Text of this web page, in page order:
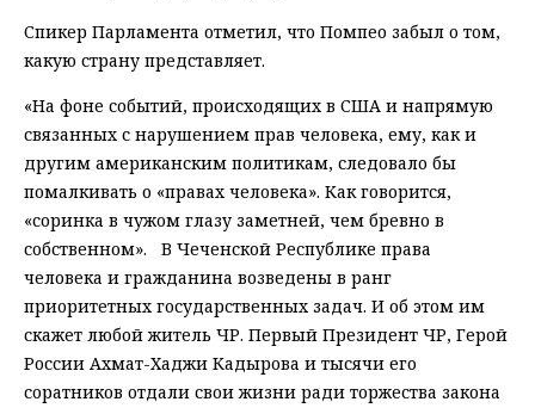
Спикер Парламента отметил, что Помпео забыл о том,
какую страну представляет.
«На фоне событий, происходящих в США и напрямую
связанных с нарушением прав человека, ему, как и
другим американским политикам, следовало бы
помалкивать о «правах человека». Как говорится,
«соринка в чужом глазу заметней, чем бревно в
собственном». В Чеченской Республике права
человека и гражданина возведены в ранг
приоритетных государственных задач. И об этом им
скажет любой житель ЧР. Первый Президент ЧР, Герой
России Ахмат-Хаджи Кадырова и тысячи его
соратников отдали свои жизни ради торжества закона